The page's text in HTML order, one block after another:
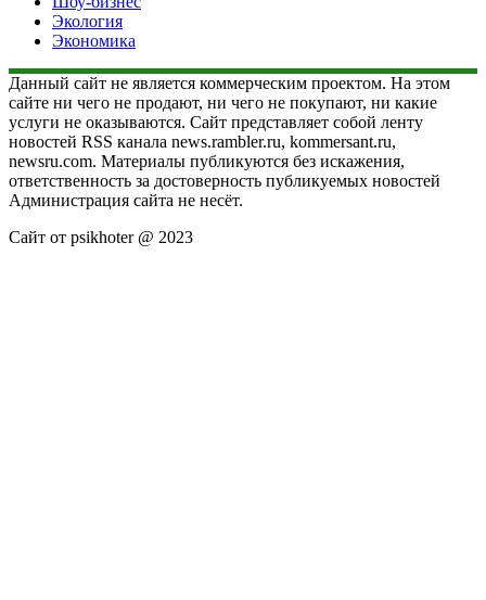
Экология
Экономика
Данный сайт не является коммерческим проектом. На этом
сайте ни чего не продают, ни чего не покупают, ни какие
услуги не оказываются. Сайт представляет собой ленту
новостей RSS канала news.rambler.ru, kommersant.ru,
newsru.com. Материалы публикуются без искажения,
ответственность за достоверность публикуемых новостей
Администрация сайта не несёт.
Сайт от psikhoter @ 2023